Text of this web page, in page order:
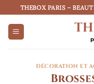
Passer
au
contenu
THEBOX PARIS –
DÉCORATION ET